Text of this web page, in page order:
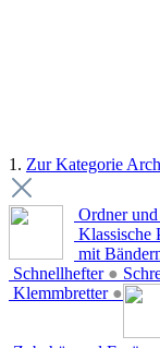
1. Zur Kategorie
Ordner
Klassische
mit
Schnellhefter ●
Klemmbretter ●